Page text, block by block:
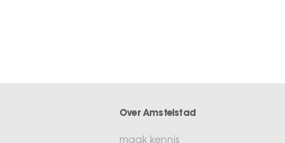
Over Amstelstad
maak kennis